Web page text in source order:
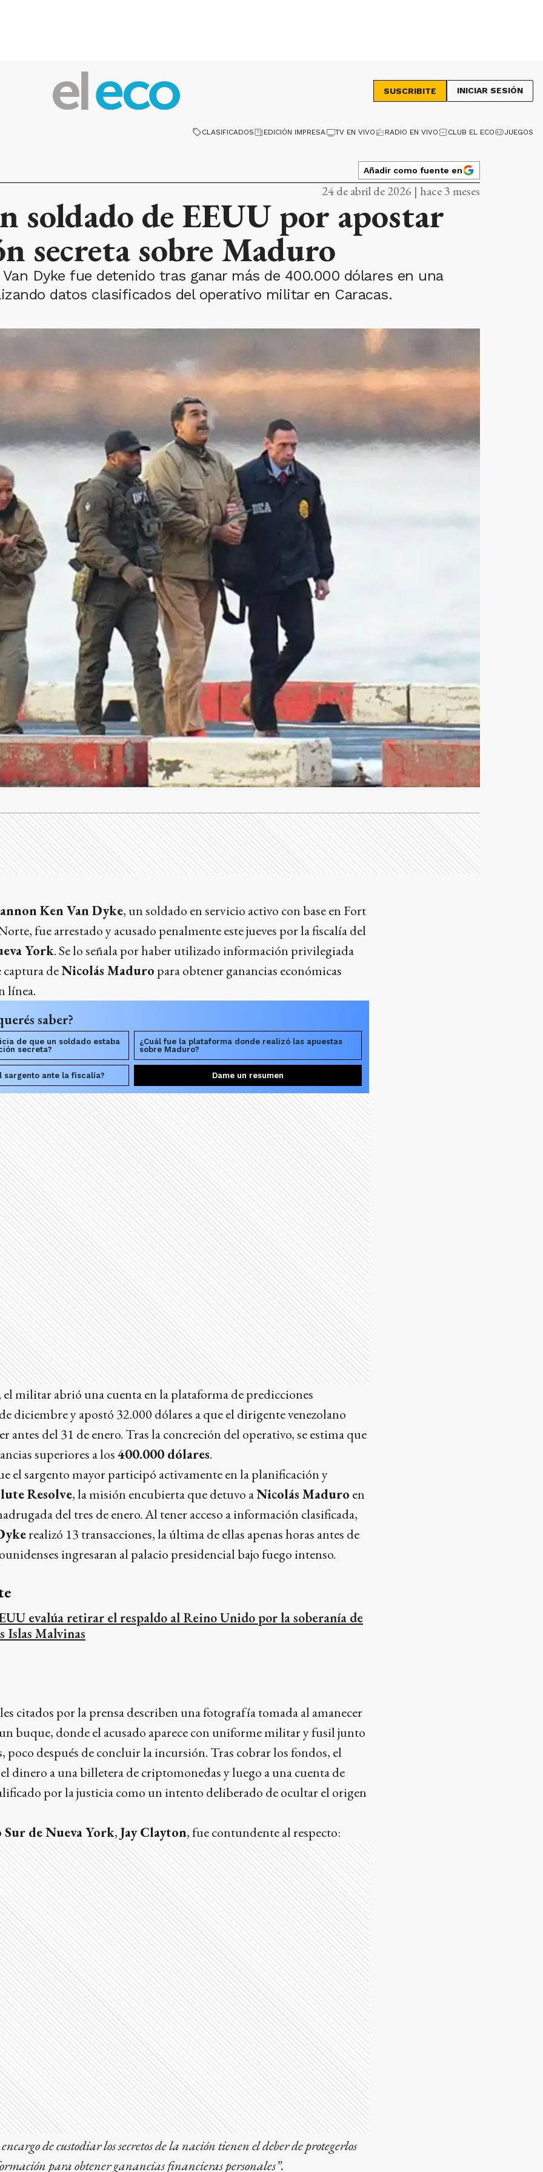
SUSCRIBITE INICIAR SESIÓN
CLASIFICADOS EDICIÓN IMPRESA TV EN VIVO RADIO EN VIVO CLUB EL ECO JUEGOS
Añadir como fuente en
24 de abril de 2026 | hace 3 meses
soldado de EEUU por apostar
secreta sobre Maduro
Dyke fue detenido tras ganar más de 400.000 dólares en una
datos clasificados del operativo militar en Caracas.
Ken Van Dyke, un soldado en servicio activo con base en Fort
fue arrestado y acusado penalmente este jueves por la fiscalía del
York. Se lo señala por haber utilizado información privilegiada
captura deNicolás Maduro para obtener ganancias económicas
línea.
saber?
de que un soldado estaba
secreta?
¿Cuál fue la plataforma donde realizó las apuestas
sobre Maduro?
sargento ante la fiscalía? Dame un resumen
el militar abrió una cuenta en la plataforma de predicciones
diciembre y apostó 32.000 dólares a que el dirigente venezolano
antes del 31 de enero. Tras la concreción del operativo, se estima que
superiores a los400.000 dólares.
el sargento mayor participó activamente en la planificación y
Resolve, la misión encubierta que detuvo aNicolás Maduro en
del tres de enero. Al tener acceso a información clasificada,
realizó 13 transacciones, la última de ellas apenas horas antes de
ingresaran al palacio presidencial bajo fuego intenso.
evalúa retirar el respaldo al Reino Unido por la soberanía de
Islas Malvinas
citados por la prensa describen una fotografía tomada al amanecer
buque, donde el acusado aparece con uniforme militar y fusil junto
poco después de concluir la incursión. Tras cobrar los fondos, el
dinero a una billetera de criptomonedas y luego a una cuenta de
por la justicia como un intento deliberado de ocultar el origen
de Nueva York, Jay Clayton, fue contundente al respecto:
de custodiar los secretos de la nación tienen el deber de protegerlos
para obtener ganancias financieras personales”.